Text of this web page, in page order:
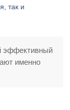
так и
эффективный
именно